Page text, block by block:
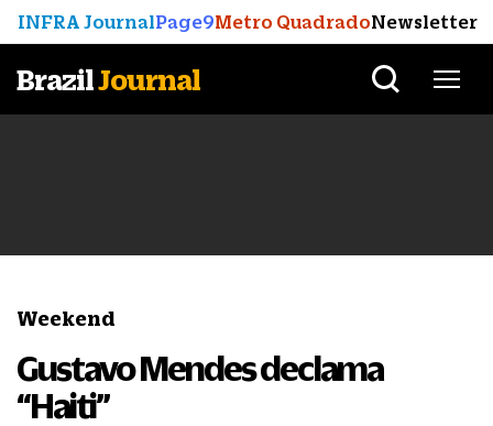
INFRA JournalPage9Metro QuadradoNewsletter
BrazilJournal
Weekend
Gustavo Mendes declama
“Haiti”